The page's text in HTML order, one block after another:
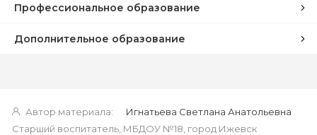
Профессиональное образование
Дополнительное образование
Автор материала:
Игнатьева Светлана Анатольевна
Старший воспитатель, МБДОУ №18, город Ижевск